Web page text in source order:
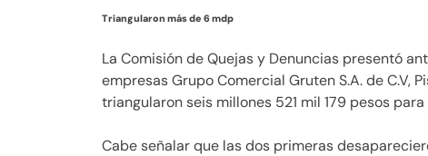
Triangularon más de 6 mdp
La Comisión de Quejas y Denuncias presentó
empresas Grupo Comercial Gruten S.A. de C.V,
triangularon seis millones 521 mil 179 pesos
Cabe señalar que las dos primeras